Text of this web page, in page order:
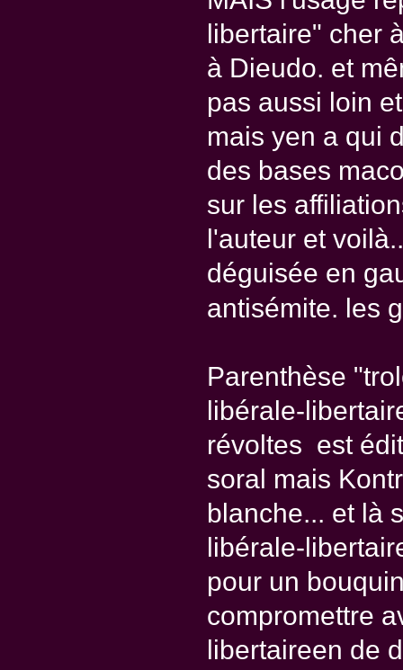
libertaire" cher
à Dieudo. et
pas aussi loin
mais yen a qui
des bases
sur les
l'auteur et
déguisée en
antisémite. les
Parenthèse
libérale-
révoltes est
soral mais
blanche... et là
libérale-
pour un
compromettre
libertaireen de